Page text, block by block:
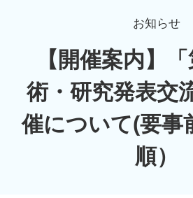
お知らせ
【開催案内】
術・研究発表交
催について(要事
順）